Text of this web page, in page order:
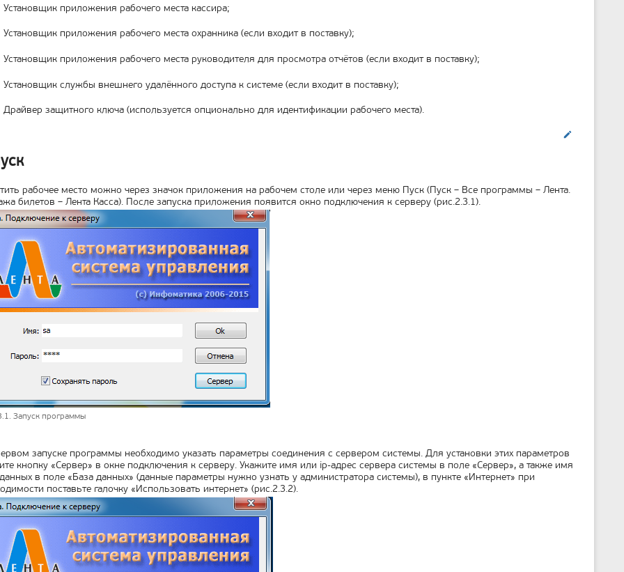
Установщик приложения рабочего места кассира;
Установщик приложения рабочего места охранника (если входит в поставку);
Установщик приложения рабочего места руководителя для просмотра отчётов (если входит в поставку);
Установщик службы внешнего удалённого доступа к системе (если входит в поставку);
Драйвер защитного ключа (используется опционально для идентификации рабочего места).
рабочее место можно через значок приложения на рабочем столе или через меню Пуск (Пуск – Все программы – Лента.
билетов – Лента Касса). После запуска приложения появится окно подключения к серверу (рис.2.3.1).
Запуск программы
запуске программы необходимо указать параметры соединения с сервером системы. Для установки этих параметров
кнопку «Сервер» в окне подключения к серверу. Укажите имя или ip-адрес сервера системы в поле «Сервер», а также имя
в поле «База данных» (данные параметры нужно узнать у администратора системы), в пункте «Интернет» при
поставьте галочку «Использовать интернет» (рис.2.3.2).